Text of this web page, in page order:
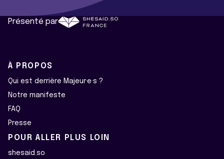
Présenté par
À PROPOS
Qui est derrière Majeur·e·s ?
Notre manifeste
FAQ
Presse
POUR ALLER PLUS LOIN
shesaid.so